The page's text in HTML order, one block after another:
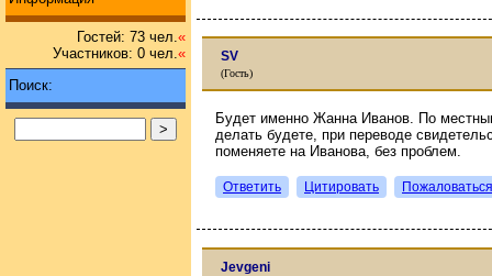
Гостей: 73 чел.«
Участников: 0 чел.«
Поиск:
SV
(Гость)
Будет именно Жанна Иванов. По
делать будете, при переводе
поменяете на Иванова, без проблем.
Ответить Цитировать Пожаловаться
Jevgeni